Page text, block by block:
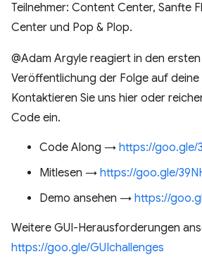
Teilnehmer: Content Center, Sanfte
Center und Pop & Plop.
@Adam Argyle reagiert in den
Veröffentlichung der Folge auf deine
Kontaktieren Sie uns hier oder
Code ein.
Code Along → https://goo.gle/
Mitlesen → https://goo.gle/
Demo ansehen → https://
Weitere GUI-Herausforderungen
https://goo.gle/GUIchallenges